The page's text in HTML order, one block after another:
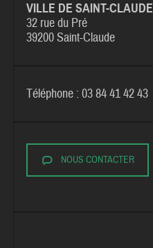
VILLE DE SAINT-CLAUDE
32 rue du Pré
39200 Saint-Claude
Téléphone : 03 84 41 42 43
NOUS CONTACTER